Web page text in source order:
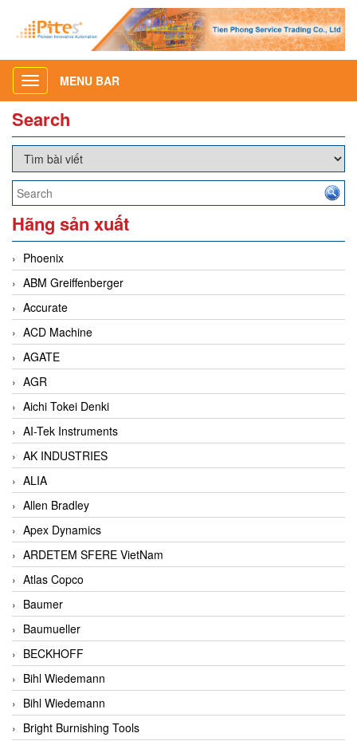
Toggle
navigation
MENU BAR
Search
Hãng sản xuất
Phoenix
ABM Greiffenberger
Accurate
ACD Machine
AGATE
AGR
Aichi Tokei Denki
AI-Tek Instruments
AK INDUSTRIES
ALIA
Allen Bradley
Apex Dynamics
ARDETEM SFERE VietNam
Atlas Copco
Baumer
Baumueller
BECKHOFF
Bihl Wiedemann
Bihl Wiedemann
Bright Burnishing Tools